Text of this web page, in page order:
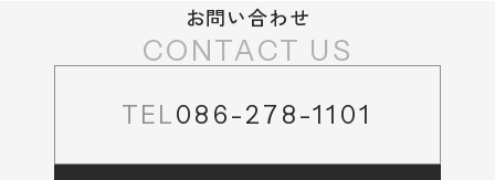
お問い合わせ
CONTACT US
TEL086-278-1101